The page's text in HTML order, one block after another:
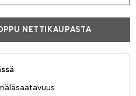
NETTIKAUPASTA